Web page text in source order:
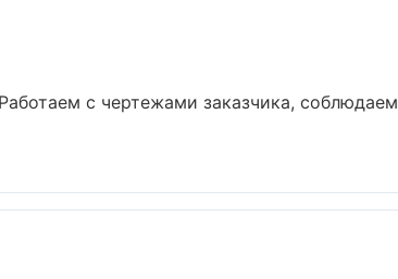
с чертежами заказчика, соблюдаем